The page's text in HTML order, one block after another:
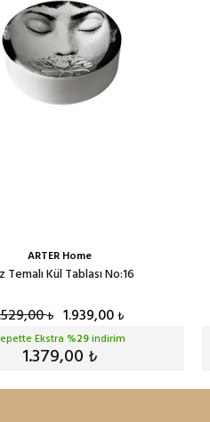
ARTER Home
Temalı Kül Tablası No:16
₺ 1.939,00₺
Ekstra %29indirim
1.379,00 ₺